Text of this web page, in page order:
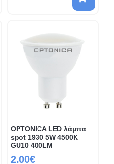
OPTONICA LED λάμπα
spot 1930 5W 4500K
GU10 400LM
2.00€